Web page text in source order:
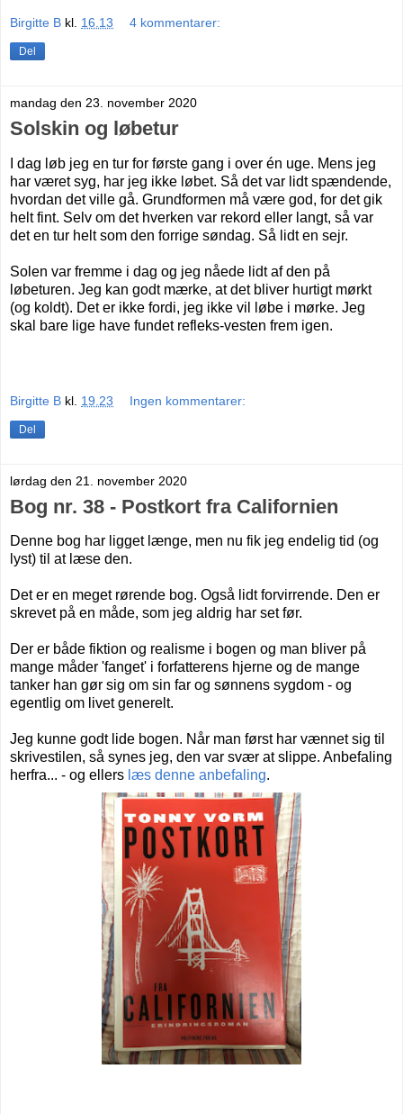
Birgitte B kl. 16.13 4 kommentarer:
Del
mandag den 23. november 2020
Solskin og løbetur
I dag løb jeg en tur for første gang i over én uge. Mens jeg
har været syg, har jeg ikke løbet. Så det var lidt spændende,
hvordan det ville gå. Grundformen må være god, for det gik
helt fint. Selv om det hverken var rekord eller langt, så var
det en tur helt som den forrige søndag. Så lidt en sejr.
Solen var fremme i dag og jeg nåede lidt af den på
løbeturen. Jeg kan godt mærke, at det bliver hurtigt mørkt
(og koldt). Det er ikke fordi, jeg ikke vil løbe i mørke. Jeg
skal bare lige have fundet refleks-vesten frem igen.
Birgitte B kl. 19.23 Ingen kommentarer:
Del
lørdag den 21. november 2020
Bog nr. 38 - Postkort fra Californien
Denne bog har ligget længe, men nu fik jeg endelig tid (og
lyst) til at læse den.
Det er en meget rørende bog. Også lidt forvirrende. Den er
skrevet på en måde, som jeg aldrig har set før.
Der er både fiktion og realisme i bogen og man bliver på
mange måder 'fanget' i forfatterens hjerne og de mange
tanker han gør sig om sin far og sønnens sygdom - og
egentlig om livet generelt.
Jeg kunne godt lide bogen. Når man først har vænnet sig til
skrivestilen, så synes jeg, den var svær at slippe. Anbefaling
herfra... - og ellers læs denne anbefaling.